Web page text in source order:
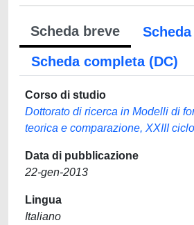
Scheda breve
Scheda completa (DC)
Corso di studio
Dottorato di ricerca in Modelli di
teorica e comparazione, XXIII
Data di pubblicazione
22-gen-2013
Lingua
Italiano